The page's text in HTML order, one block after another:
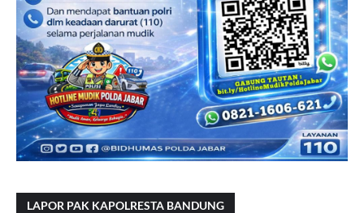
LAPOR PAK KAPOLRESTA BANDUNG